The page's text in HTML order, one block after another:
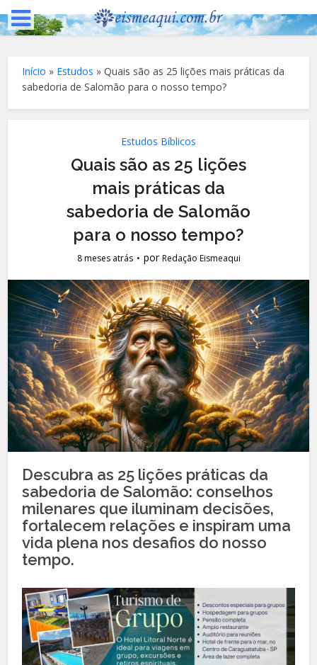
Início » Estudos »Quais são as 25 lições mais práticas da
sabedoria de Salomão para o nosso tempo?
Estudos Bíblicos
Quais são as 25 lições
mais práticas da
sabedoria de Salomão
para o nosso tempo?
8 meses atrás porRedação Eismeaqui
Descubra as 25 lições práticas da
sabedoria de Salomão: conselhos
milenares que iluminam decisões,
fortalecem relações e inspiram uma
vida plena nos desafios do nosso
tempo.